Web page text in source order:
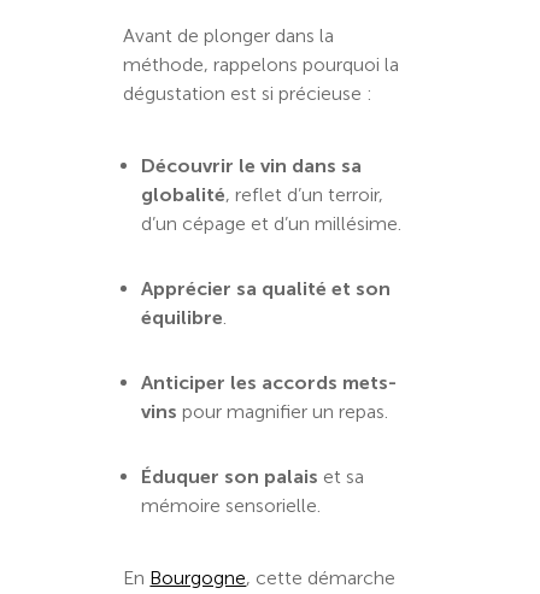
Avant de plonger dans la
méthode, rappelons pourquoi la
dégustation est si précieuse :
Découvrir le vin dans sa
globalité, reflet d’un terroir,
d’un cépage et d’un millésime.
Apprécier sa qualité et son
équilibre.
Anticiper les accords mets-
vins pour magnifier un repas.
Éduquer son palais et sa
mémoire sensorielle.
En Bourgogne, cette démarche